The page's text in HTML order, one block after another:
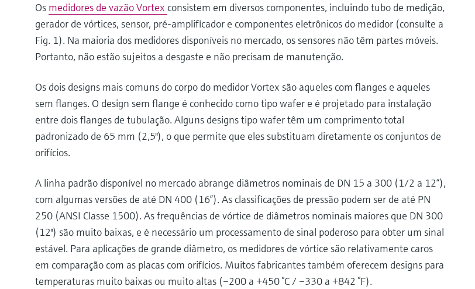
Os medidores de vazão Vortex consistem em diversos componentes, incluindo tubo de medição,
gerador de vórtices, sensor, pré-amplificador e componentes eletrônicos do medidor (consulte a
Fig. 1). Na maioria dos medidores disponíveis no mercado, os sensores não têm partes móveis.
Portanto, não estão sujeitos a desgaste e não precisam de manutenção.
Os dois designs mais comuns do corpo do medidor Vortex são aqueles com flanges e aqueles
sem flanges. O design sem flange é conhecido como tipo wafer e é projetado para instalação
entre dois flanges de tubulação. Alguns designs tipo wafer têm um comprimento total
padronizado de 65 mm (2,5"), o que permite que eles substituam diretamente os conjuntos de
orifícios.
A linha padrão disponível no mercado abrange diâmetros nominais de DN 15 a 300 (1/2 a 12“),
com algumas versões de até DN 400 (16”). As classificações de pressão podem ser de até PN
250 (ANSI Classe 1500). As frequências de vórtice de diâmetros nominais maiores que DN 300
(12") são muito baixas, e é necessário um processamento de sinal poderoso para obter um sinal
estável. Para aplicações de grande diâmetro, os medidores de vórtice são relativamente caros
em comparação com as placas com orifícios. Muitos fabricantes também oferecem designs para
temperaturas muito baixas ou muito altas (–200 a +450 °C / –330 a +842 °F).